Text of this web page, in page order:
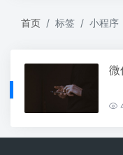
首页 标签 小程序
微